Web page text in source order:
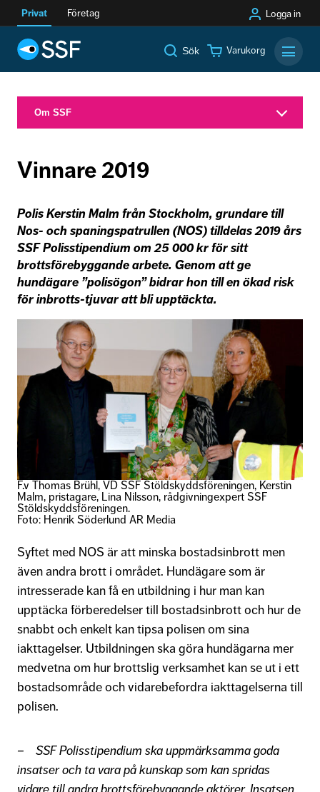
Privat Företag Logga in
Sök Varukorg
Om SSF
Vinnare 2019
Polis Kerstin Malm från Stockholm, grundare till
Nos- och spaningspatrullen (NOS) tilldelas 2019 års
SSF Polisstipendium om 25 000 kr för sitt
brottsförebyggande arbete. Genom att ge
hundägare ”polisögon” bidrar hon till en ökad risk
för inbrotts-tjuvar att bli upptäckta.
F.v Thomas Brühl, VD SSF Stöldskyddsföreningen, Kerstin
Malm, pristagare, Lina Nilsson, rådgivningexpert SSF
Stöldskyddsföreningen.
Foto: Henrik Söderlund AR Media
Syftet med NOS är att minska bostadsinbrott men
även andra brott i området. Hundägare som är
intresserade kan få en utbildning i hur man kan
upptäcka förberedelser till bostadsinbrott och hur de
snabbt och enkelt kan tipsa polisen om sina
iakttagelser. Utbildningen ska göra hundägarna mer
medvetna om hur brottslig verksamhet kan se ut i ett
bostadsområde och vidarebefordra iakttagelserna till
polisen.
– SSF Polisstipendium ska uppmärksamma goda
insatser och ta vara på kunskap som kan spridas